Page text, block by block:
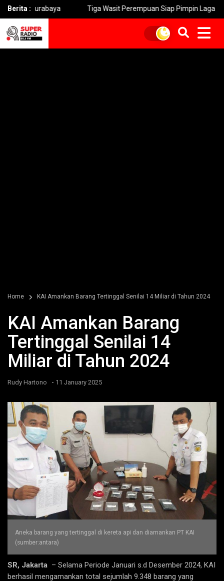
Berita : Tiga Wasit Perempuan Siap Pimpin Laga Soekarno
Home KAI Amankan Barang Tertinggal Senilai 14 Miliar di Tahun 2024
KAI Amankan Barang
Tertinggal Senilai 14
Miliar di Tahun 2024
Rudy Hartono - 11 January 2025
Aneka barang yang tertinggal di kereta api dan diamankan PT KAI
(sumber:antara)
SR, Jakarta – Selama Periode Januari s.d Desember 2024, KAI
berhasil mengamankan total sejumlah 9.348 barang yang